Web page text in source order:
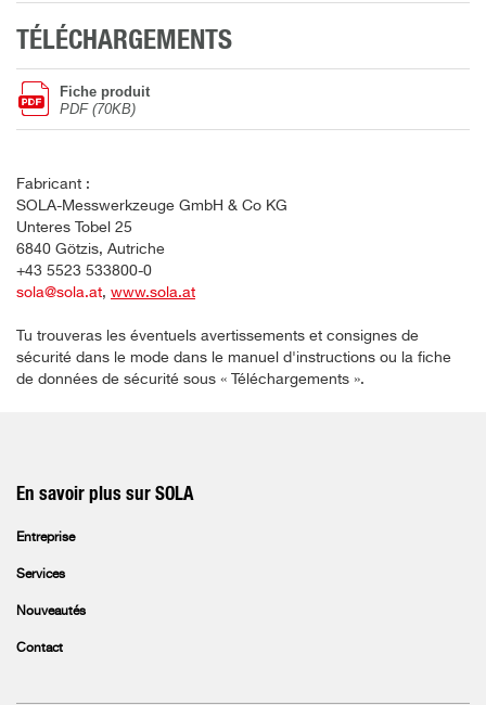
TÉLÉCHARGEMENTS
Fiche produit
PDF (70KB)
Fabricant :
SOLA-Messwerkzeuge GmbH & Co KG
Unteres Tobel 25
6840 Götzis, Autriche
+43 5523 533800-0
sola@sola.at, www.sola.at
Tu trouveras les éventuels avertissements et consignes de
sécurité dans le mode dans le manuel d'instructions ou la fiche
de données de sécurité sous « Téléchargements ».
En savoir plus sur SOLA
Entreprise
Services
Nouveautés
Contact